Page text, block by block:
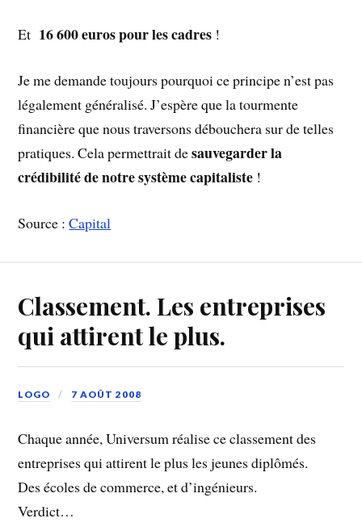
Et 16 600 euros pour les cadres !
Je me demande toujours pourquoi ce principe n’est pas
légalement généralisé. J’espère que la tourmente
financière que nous traversons débouchera sur de telles
pratiques. Cela permettrait desauvegarder la
crédibilité de notre système capitaliste !
Source :Capital
Classement. Les entreprises
qui attirent le plus.
LOGO 7 AOÛT 2008
Chaque année, Universum réalise ce classement des
entreprises qui attirent le plus les jeunes diplômés.
Des écoles de commerce, et d’ingénieurs.
Verdict…